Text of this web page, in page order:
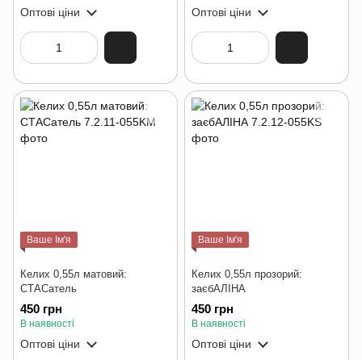
Оптові ціни Оптові ціни
Ваше Ім'я
Келих 0,55л матовий:
СТАСатель
450 грн
В наявності
Оптові ціни
Ваше Ім'я
Келих 0,55л прозорий:
заєбАЛІНА
450 грн
В наявності
Оптові ціни